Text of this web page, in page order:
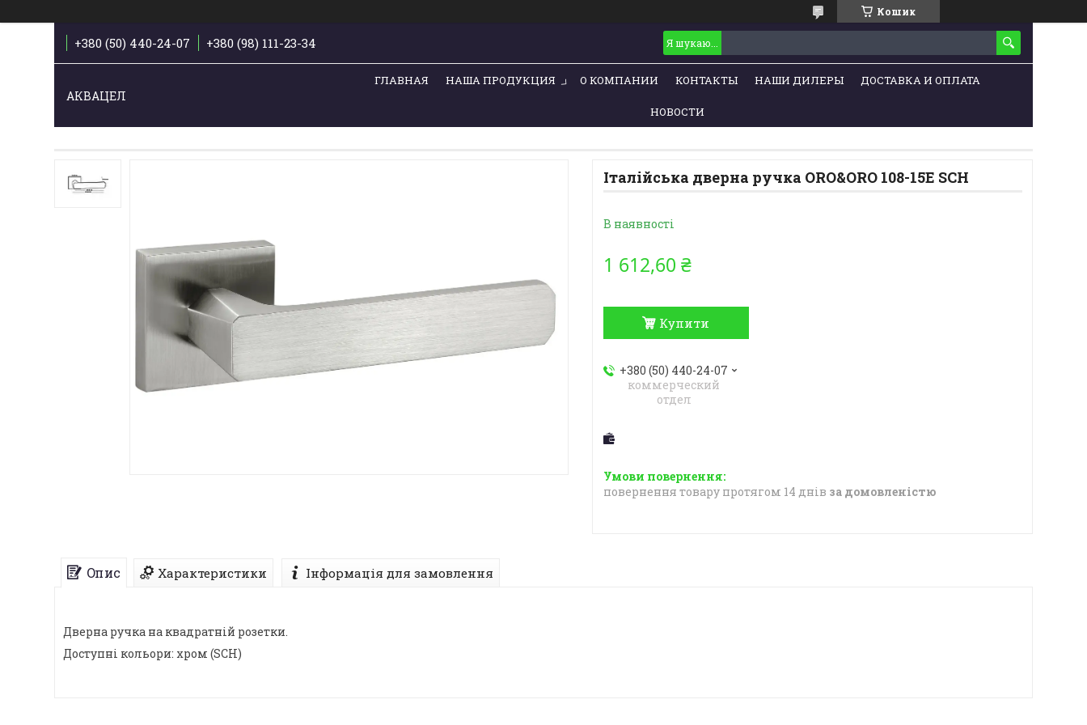
Кошик
+380 (50) 440-24-07 +380 (98) 111-23-34
АКВАЦЕЛ
ГЛАВНАЯ НАША ПРОДУКЦИЯ О КОМПАНИИ КОНТАКТЫ НАШИ ДИЛЕРЫ ДОСТАВКА И ОПЛАТА
НОВОСТИ
Італійська дверна ручка ORO&ORO 108-15E SCH
В наявності
1 612,60 ₴
Купити
+380 (50) 440-24-07
коммерческий
отдел
повернення товару протягом 14 днів за домовленістю
Опис Характеристики Інформація для замовлення
Дверна ручка на квадратній розетки.
Доступні кольори: хром (SCH)